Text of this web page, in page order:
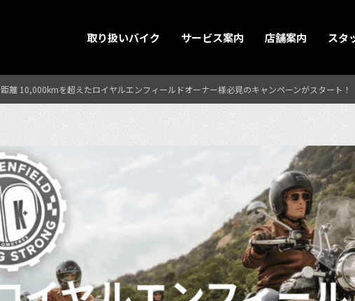
取り扱いバイク サービス案内 店舗案内 スタ
離 10,000kmを超えたロイヤルエンフィールドオーナー様必見のキャンペーンがスタート！